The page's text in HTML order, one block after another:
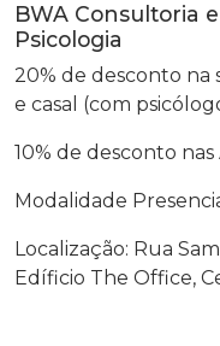
BWA Consultoria
Psicologia
20% de desconto na
e casal (com
10% de desconto
Modalidade
Localização: Rua
Edíficio The Office,